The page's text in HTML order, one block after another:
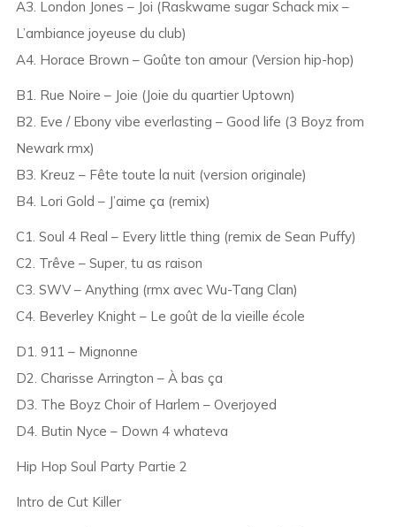
A3. London Jones – Joi (Raskwame sugar Schack mix –
L’ambiance joyeuse du club)
A4. Horace Brown – Goûte ton amour (Version hip-hop)
B1. Rue Noire – Joie (Joie du quartier Uptown)
B2. Eve / Ebony vibe everlasting – Good life (3 Boyz from
Newark rmx)
B3. Kreuz – Fête toute la nuit (version originale)
B4. Lori Gold – J’aime ça (remix)
C1. Soul 4 Real – Every little thing (remix de Sean Puffy)
C2. Trêve – Super, tu as raison
C3. SWV – Anything (rmx avec Wu-Tang Clan)
C4. Beverley Knight – Le goût de la vieille école
D1. 911 – Mignonne
D2. Charisse Arrington – À bas ça
D3. The Boyz Choir of Harlem – Overjoyed
D4. Butin Nyce – Down 4 whateva
Hip Hop Soul Party Partie 2
Intro de Cut Killer